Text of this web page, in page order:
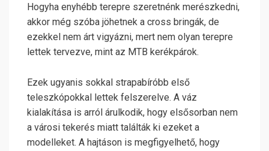
Hogyha enyhébb terepre szeretnénk merészkedni,
akkor még szóba jöhetnek a cross bringák, de
ezekkel nem árt vigyázni, mert nem olyan terepre
lettek tervezve, mint az MTB kerékpárok.
Ezek ugyanis sokkal strapabíróbb első
teleszkópokkal lettek felszerelve. A váz
kialakítása is arról árulkodik, hogy elsősorban nem
a városi tekerés miatt találták ki ezeket a
modelleket. A hajtáson is megfigyelhető, hogy